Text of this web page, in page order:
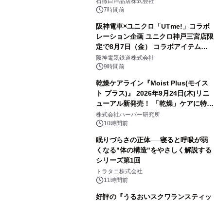
7時間前
阪神電車×ユニクロ「UTme!」コラボ
レーション企画 ユニクロ神戸三宮店限
定で8月7日（金） コラボアイテムが
発売決定！
阪神電気鉄道株式会社
9時間前
乾燥ケアライン『Moist Plus(モイス
ト プラス)』 2026年9月24日(木)リニ
ューアル新発売！ 「乾燥」ケアに特化
し、ライン使いで潤いに満ちた肌へ
株式会社ハーバー研究所
10時間前
眠りづらさの正体──寝ると呼吸が弱
くなる"体の構造"をやさしく解説する
シリーズ第1回
トラタニ株式会社
11時間前
好評の『うるおいスクワランスティッ